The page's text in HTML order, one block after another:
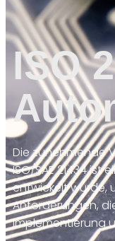
ISO
Die zunehmende
ISO/SAE 21434
entwickelt wurde,
Anforderungen,
Implementierung